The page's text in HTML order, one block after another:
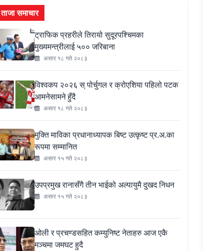
ताजा समाचार
ट्राफिक प्रहरीले तिरायो सुदूरपश्चिमका
मुख्यमन्त्रीलाई ५०० जरिबाना
असार १८ गते २०८३
विश्वकप २०२६ स् पोर्चुगल र क्रोएशिया पहिलो पटक
आमनेसामने हुँदै
असार १८ गते २०८३
मुक्ति माविका प्रधानाध्यापक बिष्ट उत्कृष्ट प्र.अ.का
रूपमा सम्मानित
असार १५ गते २०८३
उपप्रमुख रानासँगै तीन भाईको अल्पायुमै दुखद निधन
असार १५ गते २०८३
ओली र प्रचण्डसहित कम्युनिष्ट नेताहरु आज एकै
मञ्चमा जमघट हुदै